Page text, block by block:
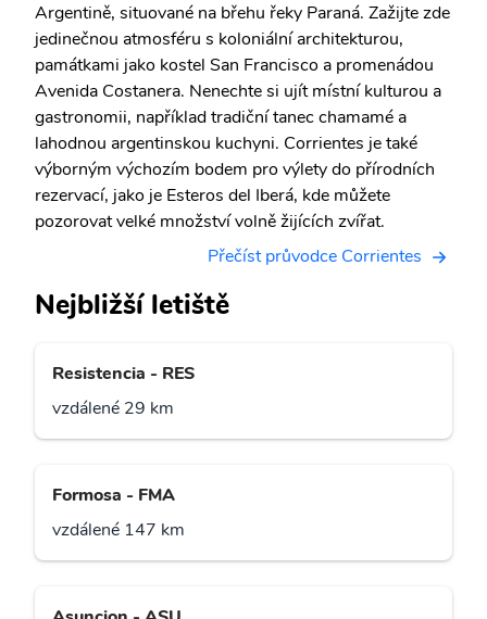
Argentině, situované na břehu řeky Paraná. Zažijte zde
jedinečnou atmosféru s koloniální architekturou,
památkami jako kostel San Francisco a promenádou
Avenida Costanera. Nenechte si ujít místní kulturou a
gastronomii, například tradiční tanec chamamé a
lahodnou argentinskou kuchyni. Corrientes je také
výborným výchozím bodem pro výlety do přírodních
rezervací, jako je Esteros del Iberá, kde můžete
pozorovat velké množství volně žijících zvířat.
Přečíst průvodce Corrientes
Nejbližší letiště
Resistencia - RES
vzdálené 29 km
Formosa - FMA
vzdálené 147 km